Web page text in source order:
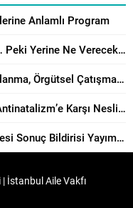
Anlamlı Program
Çocuğun Elinden Tableti Alabilirsiniz… Peki Yerine Ne Vereceksiniz?
Aile Dergisi 4. Sayısı Yayımlandı: Bağlanma, Örgütsel Çatışma Çözümü ve Manevi Danışmanlık Perspektiflerinden Aile Çalışmaları
Modern Dünyanın Varoluşsal Sınavı: Antinatalizm’e Karşı Neslin Muhafazasının Önemi
Dijital Anafor: Ekran Bağımsızlığı Zirvesi Sonuç Bildirisi Yayımlandı!
İstanbul Aile Vakfı